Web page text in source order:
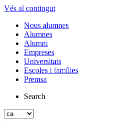
Vés al contingut
Nous alumnes
Alumnes
Alumni
Empreses
Universitats
Escoles i famílies
Premsa
Search